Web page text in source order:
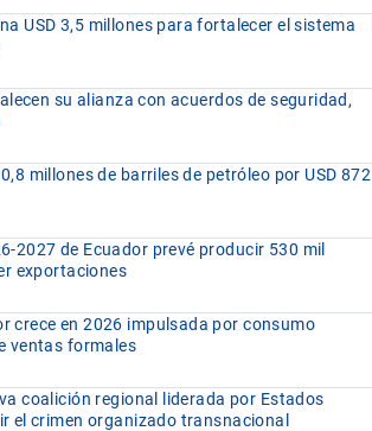
USD 3,5 millones para fortalecer el sistema
su alianza con acuerdos de seguridad,
millones de barriles de petróleo por USD 872
2027 de Ecuador prevé producir 530 mil
exportaciones
crece en 2026 impulsada por consumo
ventas formales
coalición regional liderada por Estados
el crimen organizado transnacional